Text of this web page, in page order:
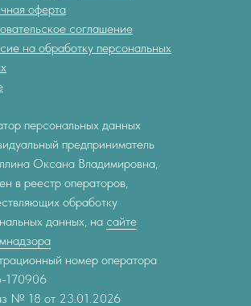
оферта
соглашение
на обработку персональных
персональных данных
предприниматель
Оксана Владимировна,
в реестр операторов,
обработку
данных, на сайте
номер оператора
170906
№ 18 от 23.01.2026